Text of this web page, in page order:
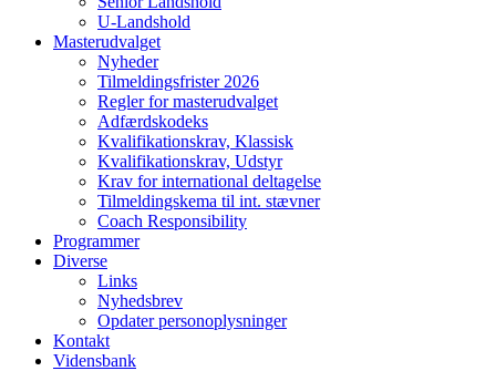
U-Landshold
Masterudvalget
Nyheder
Tilmeldingsfrister 2026
Regler for masterudvalget
Adfærdskodeks
Kvalifikationskrav, Klassisk
Kvalifikationskrav, Udstyr
Krav for international deltagelse
Tilmeldingskema til int. stævner
Coach Responsibility
Programmer
Diverse
Links
Nyhedsbrev
Opdater personoplysninger
Kontakt
Vidensbank